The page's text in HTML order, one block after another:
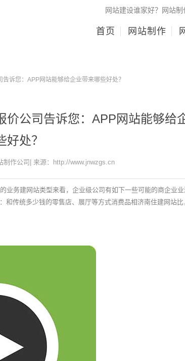
网站建设谁家好？网站制
首页 网站制作
诉您：APP网站能够给企业带来哪些好处？
价公司告诉您：APP网站能够给
好处？
制作公司| 来源：http://www.jnwzgs.cn
业务建网站类型来看，企业级公司有如下一些可能的商企业
传统多少钱的零售店、展厅等方式消费品相济南住建网站比